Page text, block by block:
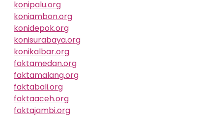
konipalu.org
koniambon.org
konidepok.org
konisurabaya.org
konikalbar.org
faktamedan.org
faktamalang.org
faktabali.org
faktaaceh.org
faktajambi.org